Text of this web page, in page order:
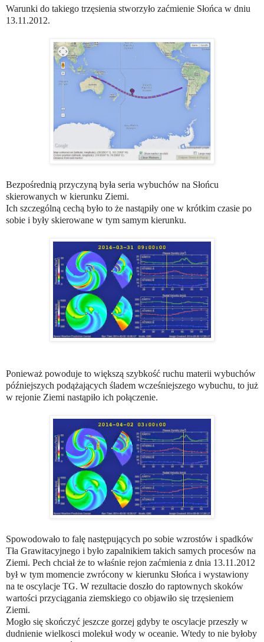
Warunki do takiego trzęsienia stworzyło zaćmienie Słońca w dniu
13.11.2012.
Bezpośrednią przyczyną była seria wybuchów na Słońcu
skierowanych w kierunku Ziemi.
Ich szczególną cechą było to że nastąpiły one w krótkim czasie po
sobie i były skierowane w tym samym kierunku.
Ponieważ powoduje to większą szybkość ruchu materii wybuchów
późniejszych podążających śladem wcześniejszego wybuchu, to już
w rejonie Ziemi nastąpiło ich połączenie.
Spowodowało to falę następujących po sobie wzrostów i spadków
Tła Grawitacyjnego i było zapalnikiem takich samych procesów na
Ziemi. Pech chciał że to właśnie rejon zaćmienia z dnia 13.11.2012
byłw tym momencie zwrócony w kierunku Słońca i wystawiony
na te oscylacje TG. W rezultacie doszło do raptownych skoków
wartości przyciągania ziemskiego co objawiło się trzęsieniem
Ziemi.
Mogło się skończyć jeszcze gorzej gdyby te oscylacje przeszły w
dudnienie wielkosci molekuł wody w oceanie. Wtedy to nie byłoby